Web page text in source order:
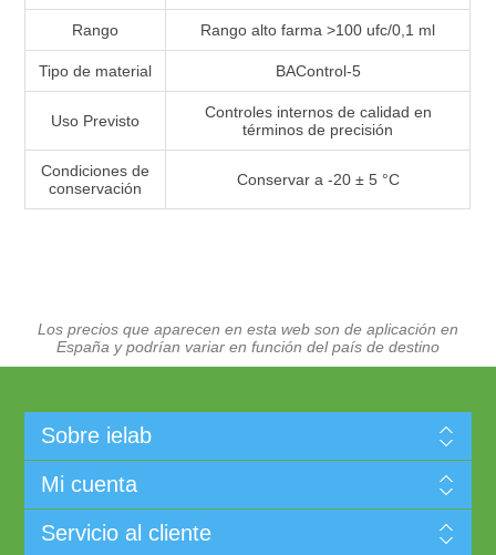
Rango Rango alto farma >100 ufc/0,1 ml
Tipo de material BAControl-5
Uso Previsto
Controles internos de calidad en
términos de precisión
Condiciones de
conservación
Conservar a -20 ± 5 °C
Los precios que aparecen en esta web son de aplicación en
España y podrían variar en función del país de destino
Sobre ielab
Mi cuenta
Servicio al cliente